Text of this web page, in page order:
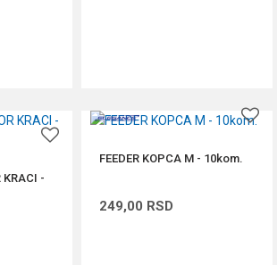
KRACI -
FEEDER KOPCA M - 10kom.
249,00 RSD